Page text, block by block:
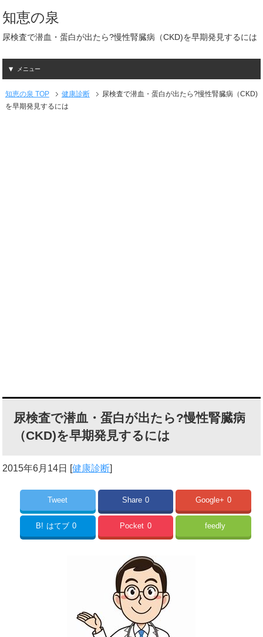
知恵の泉
尿検査で潜血・蛋白が出たら?慢性腎臓病（CKD)を早期発見するには
メニュー
知恵の泉 TOP 健康診断
尿検査で潜血・蛋白が出たら?慢性腎臓病（CKD)
を早期発見するには
尿検査で潜血・蛋白が出たら?慢性腎臓病
（CKD)を早期発見するには
2015年6月14日 [健康診断]
Tweet Share 0 Google+ 0
B! はてブ 0 Pocket 0 feedly